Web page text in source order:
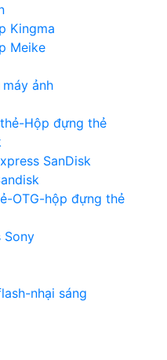
Kingma
Meike
ảnh
Hộp đựng thẻ
SanDisk
OTG-hộp đựng thẻ
Sony
nhại sáng